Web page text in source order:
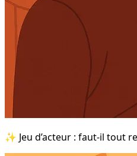
✨ Jeu d’acteur : faut-il tout